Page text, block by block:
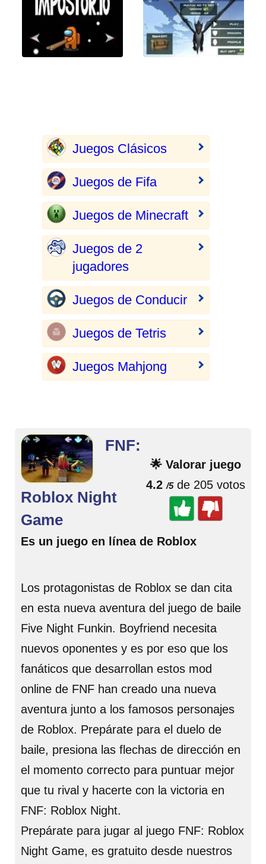
Juegos Clásicos
Juegos de Fifa
Juegos de Minecraft
Juegos de 2
jugadores
Juegos de Conducir
Juegos de Tetris
Juegos Mahjong
🌟 Valorar juego
4.2 /5de 205 votos
FNF:
Roblox Night
Game
Es un juego en línea de Roblox
Los protagonistas de Roblox se dan cita
en esta nueva aventura del juego de baile
Five Night Funkin. Boyfriend necesita
nuevos oponentes y es por eso que los
fanáticos que desarrollan estos mod
online de FNF han creado una nueva
aventura junto a los famosos personajes
de Roblox. Prepárate para el duelo de
baile, presiona las flechas de dirección en
el momento correcto para puntuar mejor
que tu rival y hacerte con la victoria en
FNF: Roblox Night.
Prepárate para jugar al juego FNF: Roblox
Night Game, es gratuito desde nuestros